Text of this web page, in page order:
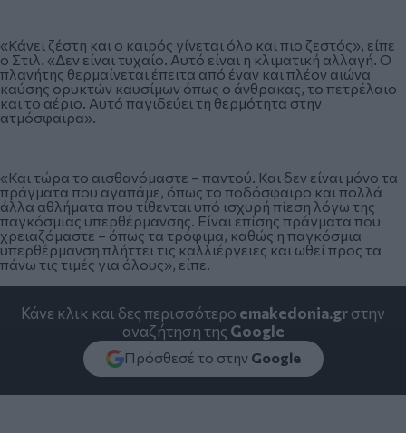
«Κάνει ζέστη και ο καιρός γίνεται όλο και πιο ζεστός», είπε
ο Στιλ. «Δεν είναι τυχαίο. Αυτό είναι η κλιματική αλλαγή. Ο
πλανήτης θερμαίνεται έπειτα από έναν και πλέον αιώνα
καύσης ορυκτών καυσίμων όπως ο άνθρακας, το πετρέλαιο
και το αέριο. Αυτό παγιδεύει τη θερμότητα στην
ατμόσφαιρα».
«Και τώρα το αισθανόμαστε – παντού. Και δεν είναι μόνο τα
πράγματα που αγαπάμε, όπως το ποδόσφαιρο και πολλά
άλλα αθλήματα που τίθενται υπό ισχυρή πίεση λόγω της
παγκόσμιας υπερθέρμανσης. Είναι επίσης πράγματα που
χρειαζόμαστε – όπως τα τρόφιμα, καθώς η παγκόσμια
υπερθέρμανση πλήττει τις καλλιέργειες και ωθεί προς τα
πάνω τις τιμές για όλους», είπε.
Κάνε κλικ και δες περισσότερο emakedonia.grστην
αναζήτηση της Google
Πρόσθεσέ το στην Google